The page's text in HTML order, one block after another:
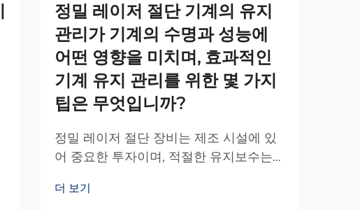
정밀 레이저 절단 기계의 유지
관리가 기계의 수명과 성능에
어떤 영향을 미치며, 효과적인
기계 유지 관리를 위한 몇 가지
팁은 무엇입니까?
정밀 레이저 절단 장비는 제조 시설에 있
어 중요한 투자이며, 적절한 유지보수는
접적인 연관이 있습니다. 이러한 고도로
더 보기